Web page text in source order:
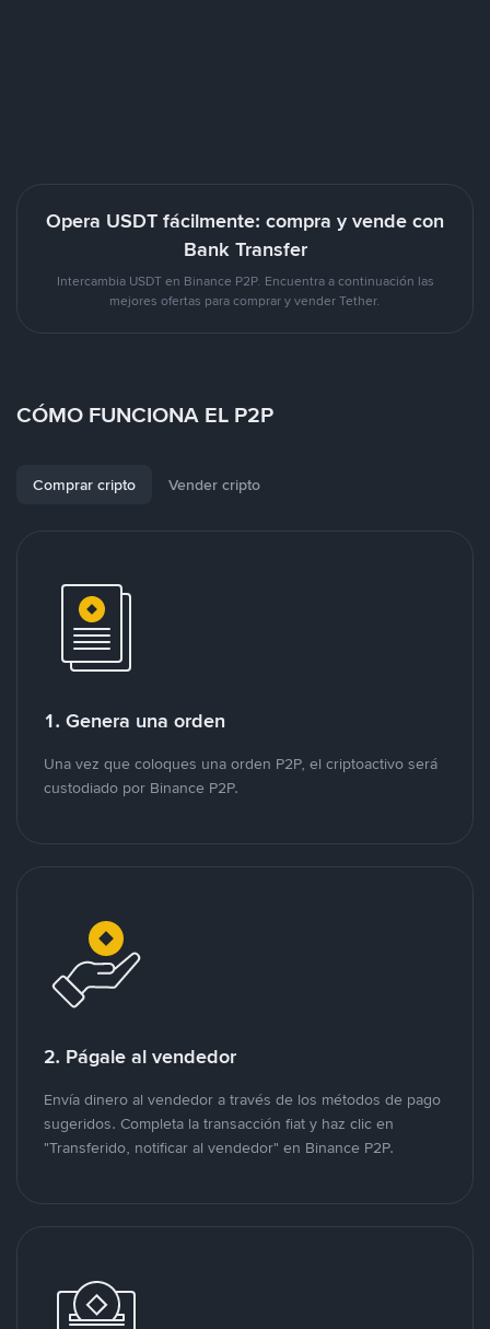
Opera USDT fácilmente: compra y vende con
Bank Transfer
Intercambia USDT en Binance P2P. Encuentra a continuación las
mejores ofertas para comprar y vender Tether.
CÓMO FUNCIONA EL P2P
Comprar cripto Vender cripto
1. Genera una orden
Una vez que coloques una orden P2P, el criptoactivo será
custodiado por Binance P2P.
2. Págale al vendedor
Envía dinero al vendedor a través de los métodos de pago
sugeridos. Completa la transacción fiat y haz clic en
"Transferido, notificar al vendedor" en Binance P2P.